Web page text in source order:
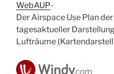
WebAUP-
Der Airspace Use Plan
tagesaktueller
Lufträume